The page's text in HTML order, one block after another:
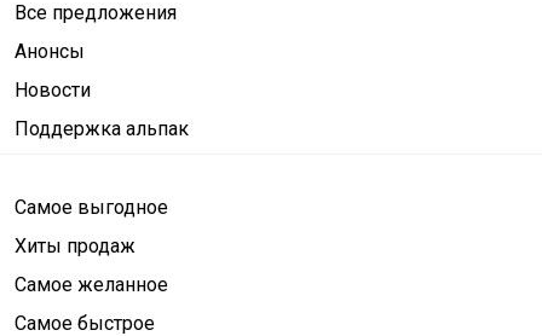
Все предложения
Анонсы
Новости
Поддержка альпак
Самое выгодное
Хиты продаж
Самое желанное
Самое быстрое